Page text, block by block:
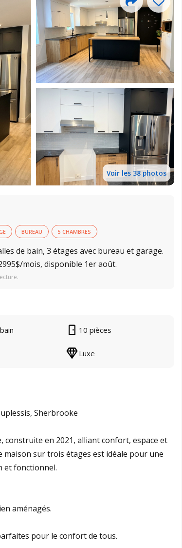
Voir les 38 photos
BUREAU 5 CHAMBRES
de bain, 3 étages avec bureau et garage.
mois, disponible 1er août.
10 pièces
Luxe
Sherbrooke
construite en 2021, alliant confort, espace et
maison sur trois étages est idéale pour une
et fonctionnel.
aménagés.
pour le confort de tous.